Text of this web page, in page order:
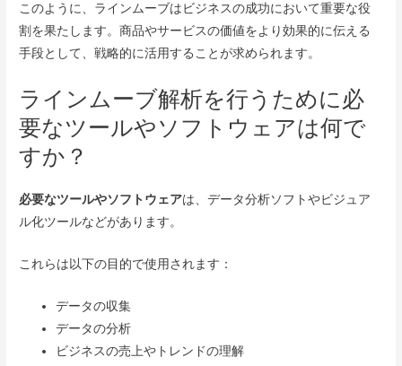
このように、ラインムーブはビジネスの成功において重要な役
割を果たします。商品やサービスの価値をより効果的に伝える
手段として、戦略的に活用することが求められます。
ラインムーブ解析を行うために必
要なツールやソフトウェアは何で
すか？
必要なツールやソフトウェアは、データ分析ソフトやビジュア
ル化ツールなどがあります。
これらは以下の目的で使用されます：
データの収集
データの分析
ビジネスの売上やトレンドの理解